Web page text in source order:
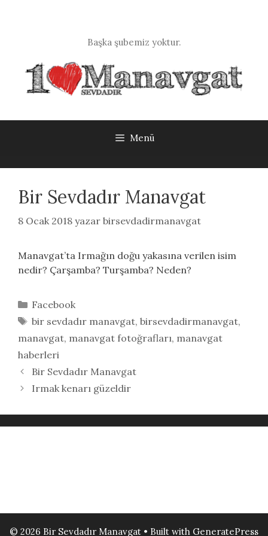
Başka şubemiz yoktur.
Menü
Bir Sevdadır Manavgat
8 Ocak 2018 yazar birsevdadirmanavgat
Manavgat’ta Irmağın doğu yakasına verilen isim
nedir? Çarşamba? Turşamba? Neden?
Kategoriler
Facebook
Etiketler
bir sevdadır manavgat, birsevdadirmanavgat,
manavgat, manavgat fotoğrafları, manavgat
haberleri
Bir Sevdadır Manavgat
Irmak kenarı güzeldir
© 2026 Bir Sevdadır Manavgat • Built with GeneratePress